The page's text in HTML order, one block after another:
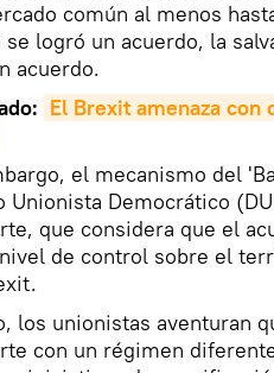
común al menos
se logró un acuerdo, la
acuerdo.
El Brexit amenaza con
el mecanismo del
Unionista Democrático
que considera que el
de control sobre el
los unionistas aventuran
con un régimen